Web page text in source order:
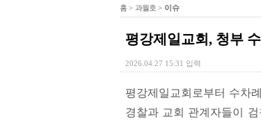
홈 > 과월호 > 이슈
평강제일교회, 청부
2026.04.27 15:31 입력
평강제일교회로부터 수차
경찰과 교회 관계자들이